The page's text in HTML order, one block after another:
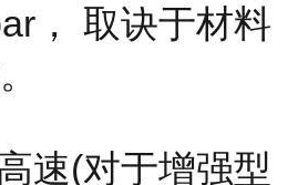
， 取诀于材料
速(对于增强型